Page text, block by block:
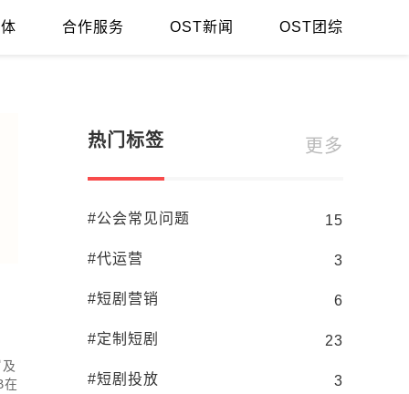
合作服务 OST新闻 OST团综
网红人气提升的三大法宝你知道吗 新手直播需要注
在
热门标签 更多
#公会常见问题 15
#代运营 3
#短剧营销 6
#定制短剧 23
#短剧投放 3